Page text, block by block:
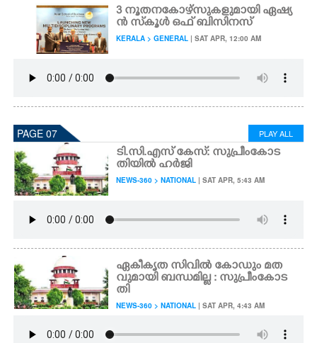
3 നൂതനകോഴ്സുകളുമായി ഏഷ്യ
ൻ സ്‌കൂൾ ഒഫ് ബിസിനസ്
KERALA > GENERAL | SAT APR, 12:00 AM
PAGE 07 PLAY ALL
ടി.സി.എസ് കേസ്: സുപ്രീംകോട
തിയിൽ ഹർജി
NEWS-360 > NATIONAL | SAT APR, 5:43 AM
ഏകീകൃത സിവിൽ കോഡും മത
വുമായി ബന്ധമില്ല : സുപ്രീംകോട
തി
NEWS-360 > NATIONAL | SAT APR, 4:43 AM